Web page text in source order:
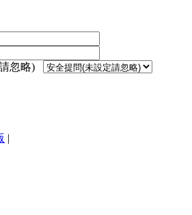
忽略)
|